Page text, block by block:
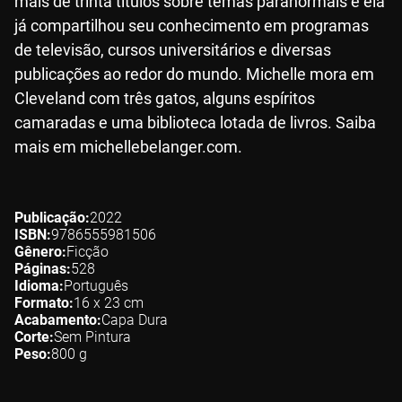
já compartilhou seu conhecimento em programas
de televisão, cursos universitários e diversas
publicações ao redor do mundo. Michelle mora em
Cleveland com três gatos, alguns espíritos
camaradas e uma biblioteca lotada de livros. Saiba
mais em michellebelanger.com.
Publicação 2022
ISBN 9786555981506
Gênero Ficção
Páginas 528
Idioma Português
Formato 16 x 23 cm
Acabamento Capa Dura
Corte Sem Pintura
Peso 800 g